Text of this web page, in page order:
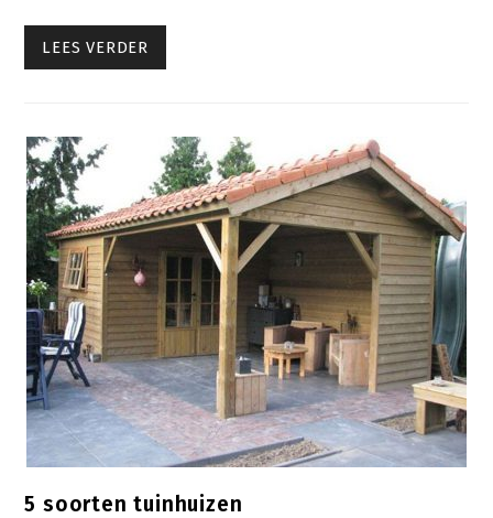
LEES VERDER
5 soorten tuinhuizen